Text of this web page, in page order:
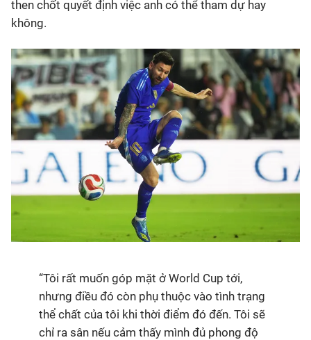
then chốt quyết định việc anh có thể tham dự hay
không.
“Tôi rất muốn góp mặt ở World Cup tới,
nhưng điều đó còn phụ thuộc vào tình trạng
thể chất của tôi khi thời điểm đó đến. Tôi sẽ
chỉ ra sân nếu cảm thấy mình đủ phong độ